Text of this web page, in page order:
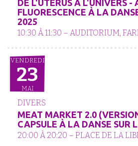
DE L'UTÉRUS À L'UNIVERS -
FLUORESCENCE À LA
2025
10:30 À 11:30 – AUDITORIUM,
VENDREDI
23
MAI
DIVERS
MEAT MARKET 2.0
CAPSULE À LA DANSE SUR
20:00 À 20:20 – PLACE DE LA